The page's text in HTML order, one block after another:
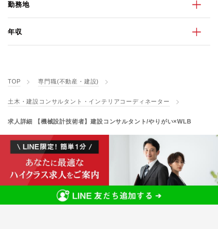
勤務地
年収
TOP 専門職(不動産・建設)
土木・建設コンサルタント・インテリアコーディネーター
求人詳細 【機械設計技術者】建設コンサルタント/やりがい×WLB